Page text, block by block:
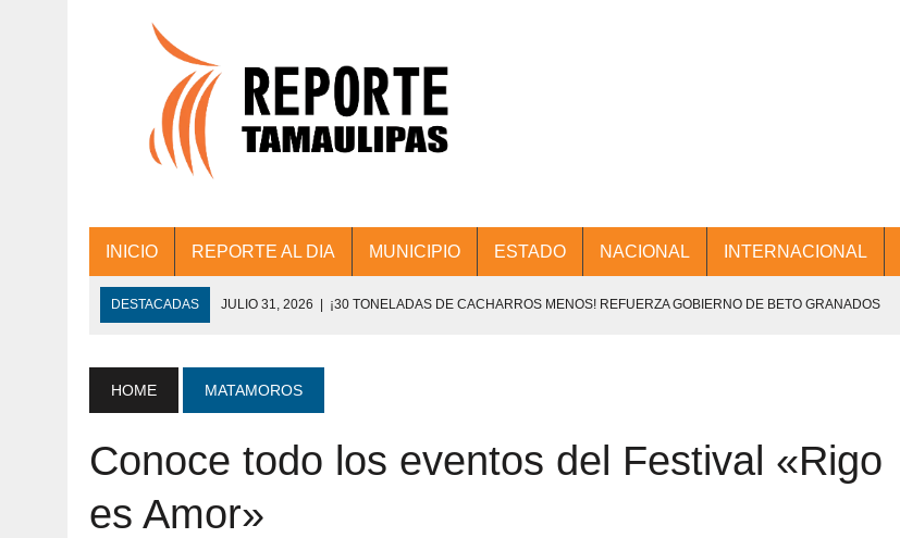
INICIO REPORTE AL DIA MUNICIPIO ESTADO NACIONAL INTERNACIONAL
DESTACADAS JULIO 31, 2026 | ¡30 TONELADAS DE CACHARROS MENOS! REFUERZA GOBIERNO DE BETO GRANADOS
JULIO 30, 2026 | 💧🚰 ¡AGUA PARA LA COMUNIDAD!
JULIO 30, 2026 ¡TRABAJO EN EQUIPO Y RESULTADOS! ENCABEZA BETO GRANADOS MESA DE TRABAJO CON PRESIDENTES
JULIO 30, 2026 | TAMAULIPAS TE INVITA A DESCUBRIR EL ENCANTO DE LAS PLAYAS DEL GOLFO DE MÉXICO.
HOME MATAMOROS
Conoce todo los eventos del Festival «Rigo
es Amor»